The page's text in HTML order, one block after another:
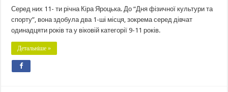
Серед них 11- ти річна Кіра Яроцька. До “Дня фізичної культури та
спорту”, вона здобула два 1-ші місця, зокрема серед дівчат
одинадцяти років та у віковій категорії 9-11 років.
Детальніше »